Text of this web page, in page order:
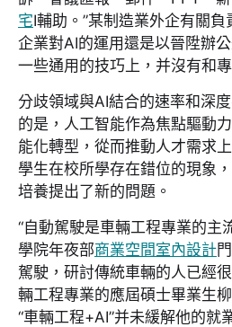
宅I輔助。”某制造業外企有關
企業對AI的運用還是以晉陞辦
一些通用的技巧上，并沒有和
分歧領域與AI結合的速率和深
的是，人工智能作為焦點驅動
能化轉型，從而推動人才需求
學生在校所學存在錯位的現象
培養提出了新的問題。
“自動駕駛是車輛工程專業的主
學院年夜部商業空間室內設計
駕駛，研討傳統車輛的人已經
輛工程專業的應屆碩士畢業生
“車輛工程+AI”并未緩解他的就